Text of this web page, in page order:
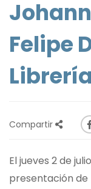
Felipe
Compartir
El jueves 2 de
presentación de